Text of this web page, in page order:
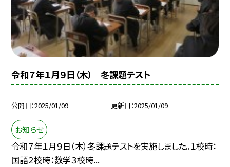
令和７年１月９日（木） 冬課題テスト
公開日 2025/01/09 更新日 2025/01/09
お知らせ
令和７年１月９日（木）冬課題テストを実施しました。１校時：
国語２校時：数学３校時...